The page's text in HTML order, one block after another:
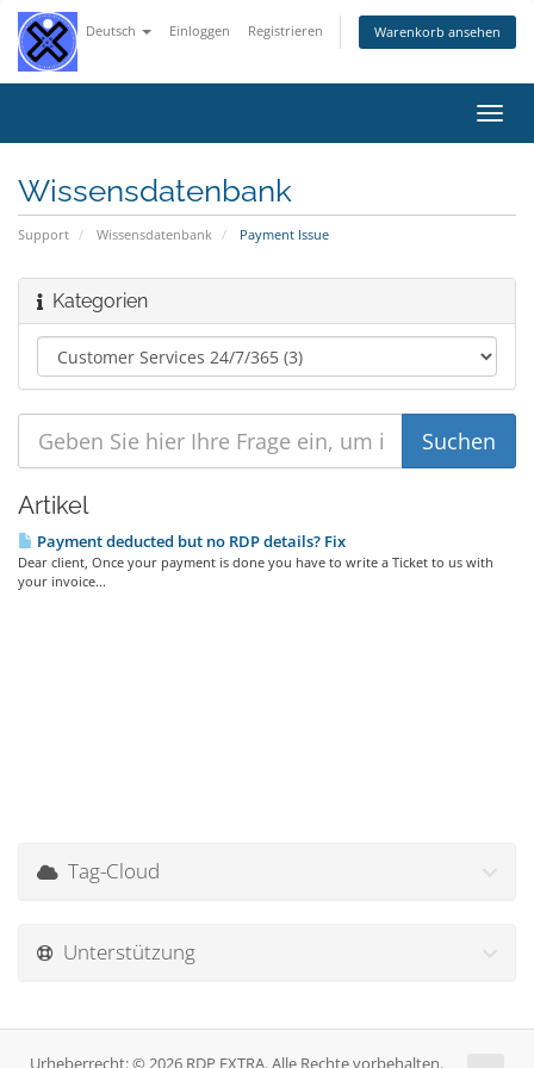
Deutsch Einloggen Registrieren Warenkorb ansehen
ein-/
Wissensdatenbank
Support Wissensdatenbank Payment Issue
Kategorien
Artikel
Payment deducted but no RDP details? Fix
Dear client, Once your payment is done you have to write a Ticket to us with
your invoice...
Tag-Cloud
Unterstützung
Urheberrecht: © 2026 RDP EXTRA. Alle Rechte vorbehalten.